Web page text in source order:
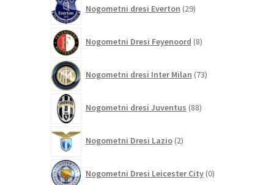
Nogometni dresi Everton 29izdelkov
Nogometni Dresi Feyenoord 8izdelkov
Nogometni dresi Inter Milan 73izdelkov
Nogometni dresi Juventus 88izdelkov
Nogometni Dresi Lazio 2izdelka
Nogometni Dresi Leicester City 0izdelkov